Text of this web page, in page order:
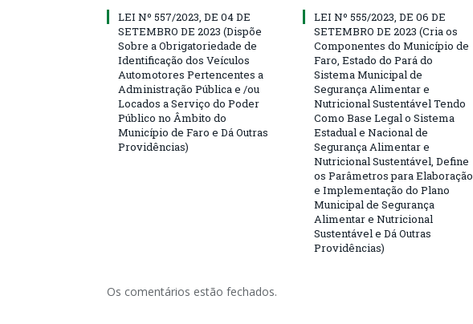
LEI Nº 557/2023, DE 04 DE
SETEMBRO DE 2023 (Dispõe
Sobre a Obrigatoriedade de
Identificação dos Veículos
Automotores Pertencentes a
Administração Pública e /ou
Locados a Serviço do Poder
Público no Âmbito do
Município de Faro e Dá Outras
Providências)
LEI Nº 555/2023, DE 06 DE
SETEMBRO DE 2023 (Cria os
Componentes do Município de
Faro, Estado do Pará do
Sistema Municipal de
Segurança Alimentar e
Nutricional Sustentável Tendo
Como Base Legal o Sistema
Estadual e Nacional de
Segurança Alimentar e
Nutricional Sustentável, Define
os Parâmetros para Elaboração
e Implementação do Plano
Municipal de Segurança
Alimentar e Nutricional
Sustentável e Dá Outras
Providências)
Os comentários estão fechados.